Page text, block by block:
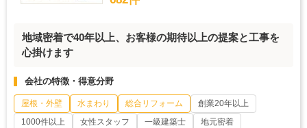
地域密着で40年以上、お客様の期待以上の提案と工事を
心掛けます
会社の特徴・得意分野
屋根・外壁 水まわり 総合リフォーム
創業20年以上
1000件以上
女性スタッフ 一級建築士 地元密着